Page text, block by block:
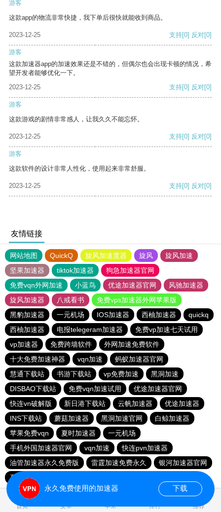
游客
这款app的物流非常快捷，我下单后很快就能收到商品。
2023-12-25 支持[0] 反对[0]
游客
这款加速器app的加速效果还是不错的，但偶尔也会出现卡顿的情况，希
望开发者能够优化一下。
2023-12-25
支持[0] 反对[0]
游客
这款游戏的剧情非常感人，让我久久不能忘怀。
2023-12-25 支持[0] 反对[0]
游客
这款软件的设计非常人性化，使用起来非常舒服。
2023-12-25 支持[0] 反对[0]
友情链接
网站地图 QuickQ 旋风加速度器 旋风
旋风加速
坚果加速器
tiktok加速器
狗急加速器官网
免费vqn外网加速
小蓝鸟 优途加速器官网
风驰加速器
旋风加速器
八戒看书
免费vps加速器外网苹果版
黑豹加速器
一元机场 IOS加速器 西柚加速器
quickq
西柚加速器
电报telegeram加速器
免费vp加速七天试用
vp加速器
免费跨墙软件
外网加速免费软件
十大免费加速神器
vqn加速
蚂蚁加速器官网
慧通下载站
书游下载站 vp免费加速
黑洞加速
DISBAO下载站
免费vqn加速试用
优途加速器官网
快连vn破解版
新日港下载站 云帆加速器
优途加速器
INS下载站
蘑菇加速器 黑洞加速官网
白鲸加速器
苹果免费vqn
夏时加速器
一元机场
手机外国加速器官网
vqn加速
快连pvn加速器
油管加速器永久免费版
雷霆加速免费永久
银河加速器官网
夏时加速器
首页 安卓 苹果 排行 推荐
永久免费使用的加速器 下载
0.798914s